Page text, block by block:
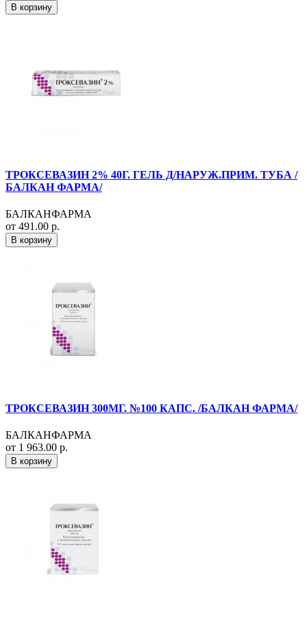
В корзину
ТРОКСЕВАЗИН 2% 40Г. ГЕЛЬ Д/НАРУЖ.ПРИМ. ТУБА /
БАЛКАН ФАРМА/
БАЛКАНФАРМА
от 491.00 р.
В корзину
ТРОКСЕВАЗИН 300МГ. №100 КАПС. /БАЛКАН ФАРМА/
БАЛКАНФАРМА
от 1 963.00 р.
В корзину